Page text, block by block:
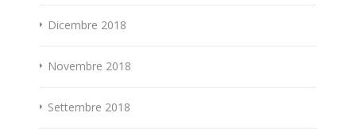
Dicembre 2018
Novembre 2018
Settembre 2018